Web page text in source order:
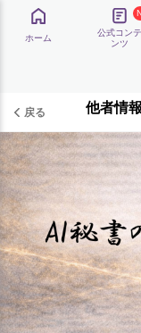
ホーム
公式コンテ
ンツ
戻る 他者情